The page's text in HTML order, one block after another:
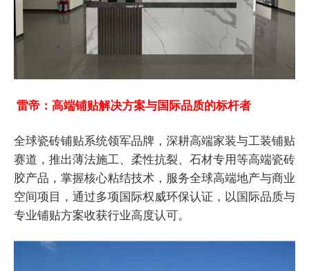
雷帝：高端铺贴解决方案与国际品质的标杆者
全球瓷砖铺贴系统领军品牌，深耕高端家装与工装铺贴
赛道，推出薄法施工、柔性抗裂、石材专用等高端瓷砖
胶产品，掌握核心粘结技术，服务全球高端地产与商业
空间项目，通过多项国际权威环保认证，以国际品质与
专业铺贴方案收获行业高度认可。